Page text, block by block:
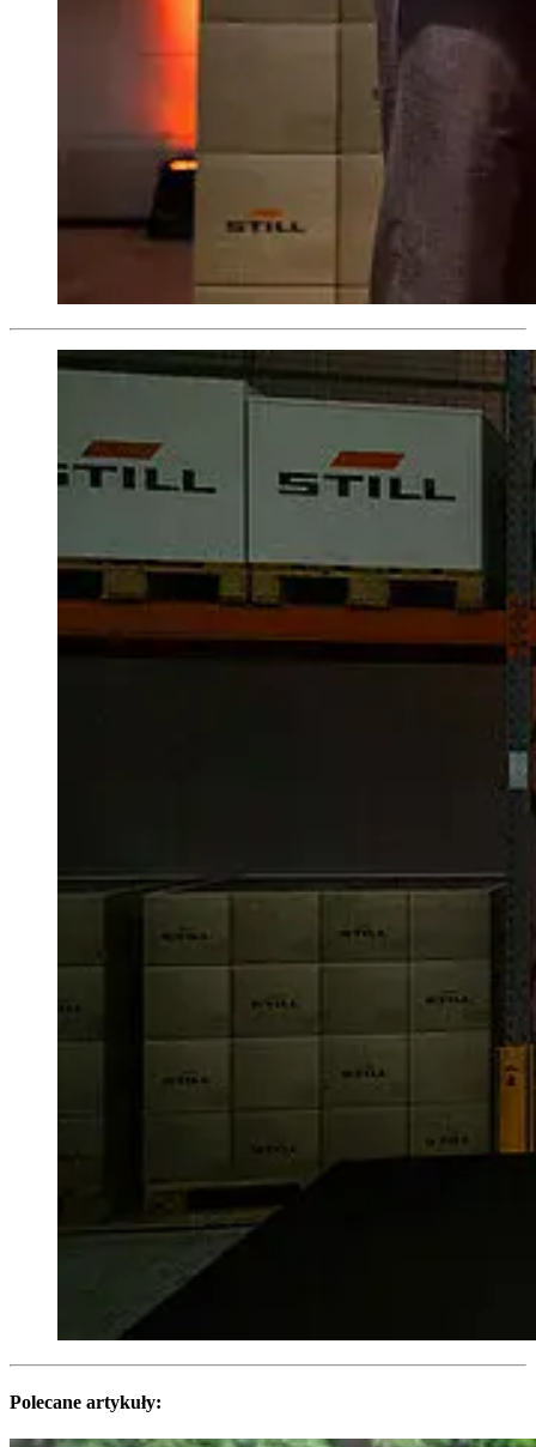
Polecane artykuły: